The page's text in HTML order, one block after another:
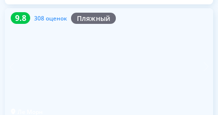
9.8 308 оценок Пляжный
9.8 308 оценок